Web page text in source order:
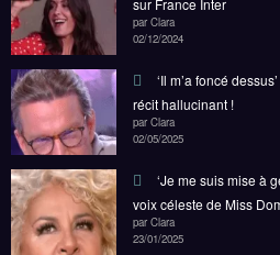
‘Il m’a foncé
récit hallucinant !
‘Je me suis mise à
voix céleste de Miss
Naviguer par Tag